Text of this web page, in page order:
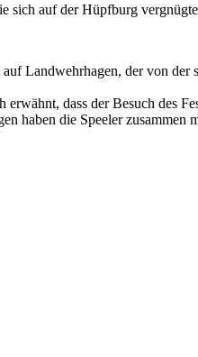
sich auf der Hüpfburg
Landwehrhagen, der von der
dass der Besuch des
haben die Speeler